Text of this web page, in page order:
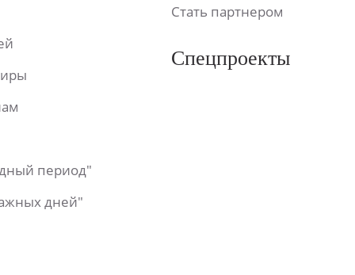
период"
дней"
Стать партнером
Спецпроекты